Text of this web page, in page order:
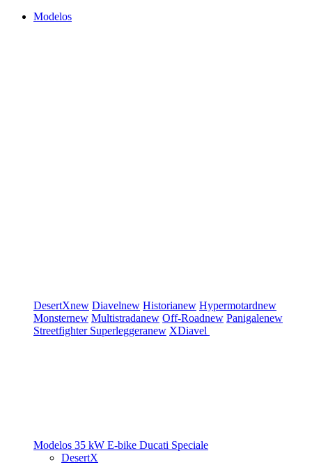
Modelos
DesertXnew Diavelnew Historianew Hypermotardnew
Monsternew Multistradanew Off-Roadnew Panigalenew
Streetfighter Superleggeranew XDiavel
Modelos 35 kW E-bike Ducati Speciale
DesertX